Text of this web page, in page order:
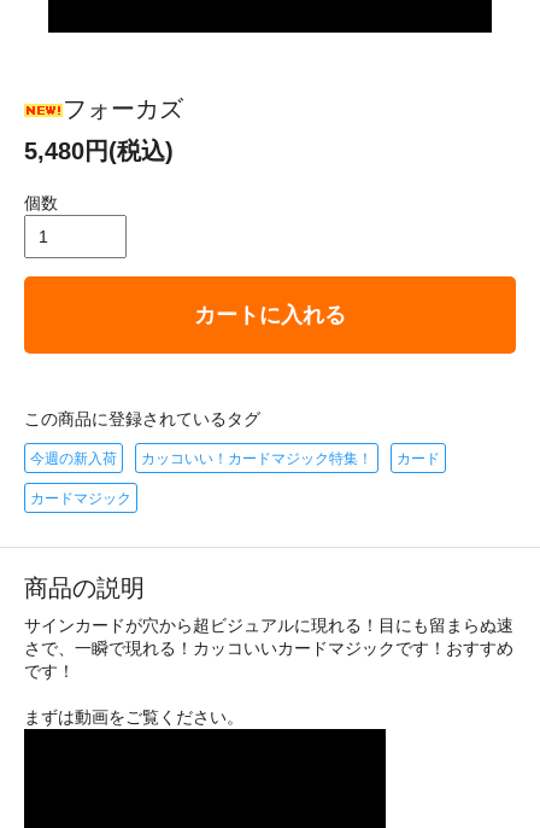
フォーカズ
5,480円(税込)
個数
カートに入れる
この商品に登録されているタグ
今週の新入荷 カッコいい！カードマジック特集！ カード
カードマジック
商品の説明
サインカードが穴から超ビジュアルに現れる！目にも留まらぬ速
さで、一瞬で現れる！カッコいいカードマジックです！おすすめ
です！
まずは動画をご覧ください。